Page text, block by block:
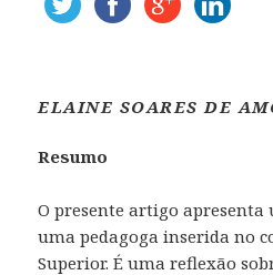
ELAINE SOARES DE
Resumo
O presente artigo apresenta
uma pedagoga inserida no
Superior. É uma reflexão